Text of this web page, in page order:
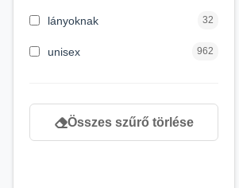
7 éves kortól 53
lányoknak 32
unisex 962
Összes szűrő törlése